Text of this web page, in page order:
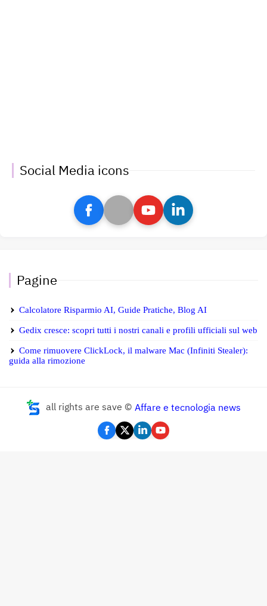
Social Media icons
Pagine
Calcolatore Risparmio AI, Guide Pratiche, Blog AI
Gedix cresce: scopri tutti i nostri canali e profili ufficiali sul web
Come rimuovere ClickLock, il malware Mac (Infiniti Stealer):
guida alla rimozione
all rights are save © Affare e tecnologia news